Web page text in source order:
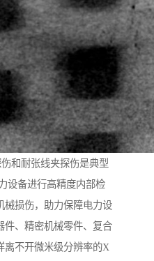
和耐张线夹探伤是典型
设备进行高精度内部检
械损伤，助力保障电力设
件、精密机械零件、复合
离不开微米级分辨率的X